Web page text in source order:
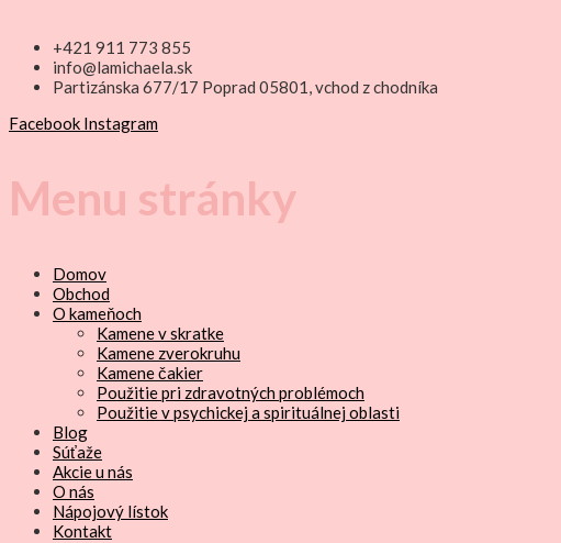
+421 911 773 855
info@lamichaela.sk
Partizánska 677/17 Poprad 05801, vchod z chodníka
Facebook Instagram
Menu stránky
Domov
Obchod
O kameňoch
Kamene v skratke
Kamene zverokruhu
Kamene čakier
Použitie pri zdravotných problémoch
Použitie v psychickej a spirituálnej oblasti
Blog
Súťaže
Akcie u nás
O nás
Nápojový lístok
Kontakt